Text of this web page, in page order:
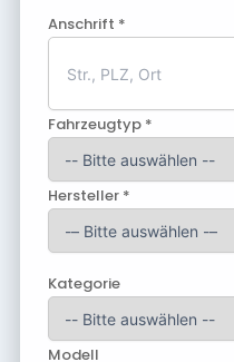
Anschrift *
Fahrzeugtyp *
Hersteller *
Kategorie
Modell